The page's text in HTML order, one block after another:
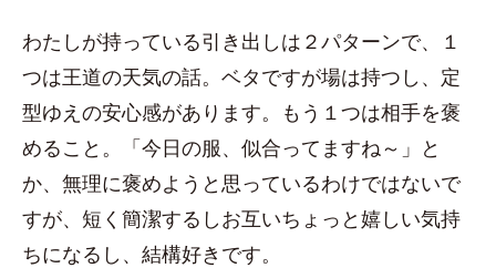
わたしが持っている引き出しは２パターンで、１
つは王道の天気の話。ベタですが場は持つし、定
型ゆえの安心感があります。もう１つは相手を褒
めること。「今日の服、似合ってますね～」と
か、無理に褒めようと思っているわけではないで
すが、短く簡潔するしお互いちょっと嬉しい気持
ちになるし、結構好きです。